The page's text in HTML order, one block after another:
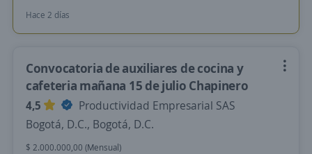
Hace 2 días
Convocatoria de auxiliares de cocina y
cafeteria mañana 15 de julio Chapinero
4,5
Productividad Empresarial SAS
Bogotá, D.C., Bogotá, D.C.
$ 2.000.000,00 (Mensual)